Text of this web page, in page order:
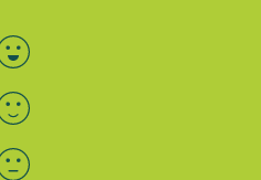
auswählen